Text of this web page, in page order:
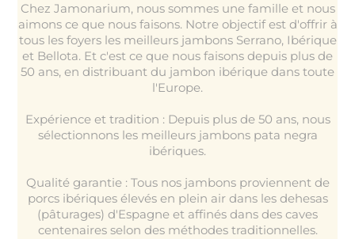
Chez Jamonarium, nous sommes une famille et nous
aimons ce que nous faisons. Notre objectif est d'offrir à
tous les foyers les meilleurs jambons Serrano, Ibérique
et Bellota. Et c'est ce que nous faisons depuis plus de
50 ans, en distribuant du jambon ibérique dans toute
l'Europe.
Expérience et tradition : Depuis plus de 50 ans, nous
sélectionnons les meilleurs jambons pata negra
ibériques.
Qualité garantie : Tous nos jambons proviennent de
porcs ibériques élevés en plein air dans les dehesas
(pâturages) d'Espagne et affinés dans des caves
centenaires selon des méthodes traditionnelles.